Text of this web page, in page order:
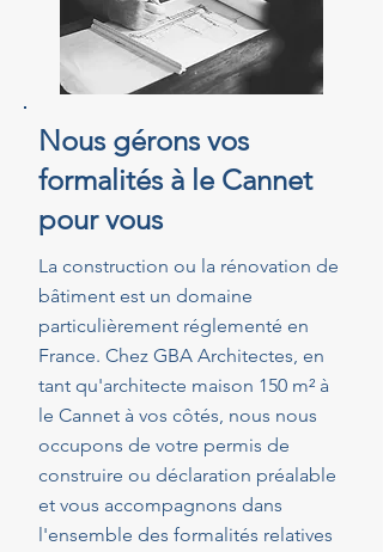
Nous gérons vos
formalités à le Cannet
pour vous
La construction ou la rénovation de
bâtiment est un domaine
particulièrement réglementé en
France. Chez GBA Architectes, en
tant qu'architecte maison 150 m² à
le Cannet à vos côtés, nous nous
occupons de votre permis de
construire ou déclaration préalable
et vous accompagnons dans
l'ensemble des formalités relatives